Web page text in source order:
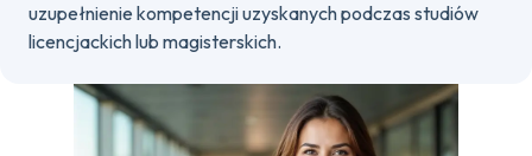
uzupełnienie kompetencji uzyskanych podczas studiów
licencjackich lub magisterskich.